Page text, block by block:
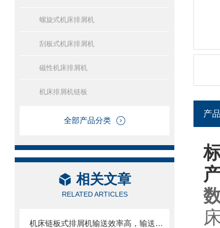
螺旋式机床排屑机
刮板式机床排屑机
磁性机床排屑机
机床排屑机链板
全部产品分类
相关文章
RELATED ARTICLES
机床链板式排屑机输送效率高，输送速度选择范围大
产